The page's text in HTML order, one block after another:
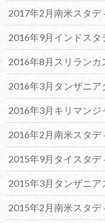
2017年2月南米スタデ
2016年9月インドスタ
2016年8月スリランカ
2016年3月タンザニア
2016年3月キリマン
2016年2月南米スタデ
2015年9月タイスタデ
2015年3月タンザニア
2015年2月南米スタデ